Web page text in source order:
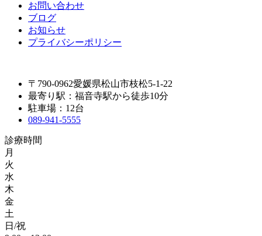
お問い合わせ
ブログ
お知らせ
プライバシーポリシー
〒790-0962愛媛県松山市枝松5-1-22
最寄り駅：福音寺駅から徒歩10分
駐車場：12台
089-941-5555
診療時間
月
火
水
木
金
土
日/祝